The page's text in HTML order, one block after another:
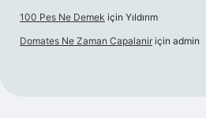
100 Pes Ne Demek için Yıldırım
Domates Ne Zaman Capalanir için admin